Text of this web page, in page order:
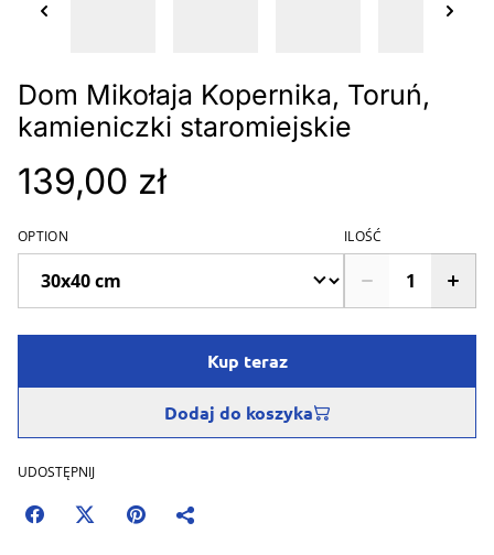
Dom Mikołaja Kopernika, Toruń,
kamieniczki staromiejskie
139,00 zł
OPTION ILOŚĆ
Kup teraz
Dodaj do koszyka
UDOSTĘPNIJ